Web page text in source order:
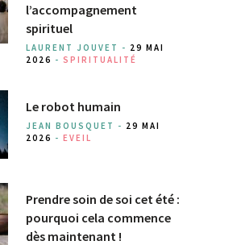
l’accompagnement
spirituel
LAURENT JOUVET - 29 MAI
2026 - SPIRITUALITÉ
Le robot humain
JEAN BOUSQUET - 29 MAI
2026 - EVEIL
Prendre soin de soi cet été :
pourquoi cela commence
dès maintenant !